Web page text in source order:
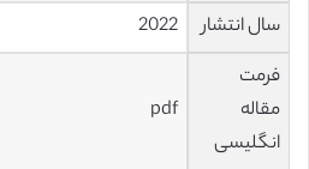
سال انتشار
2022
فرمت
مقاله
انگلیسی
pdf